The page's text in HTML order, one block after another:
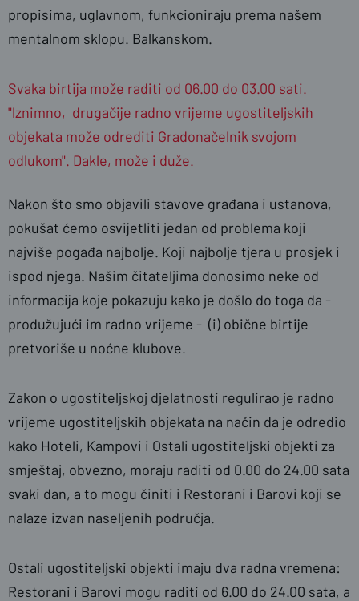
propisima, uglavnom, funkcioniraju prema našem
mentalnom sklopu. Balkanskom.
Svaka birtija može raditi od 06.00 do 03.00 sati.
"lznimno, drugačije radno vrijeme ugostiteljskih
objekata može odrediti Gradonačelnik svojom
odlukom". Dakle, može i duže.
Nakon što smo objavili stavove građana i ustanova,
pokušat ćemo osvijetliti jedan od problema koji
najviše pogađa najbolje. Koji najbolje tjera u prosjek i
ispod njega. Našim čitateljima donosimo neke od
informacija koje pokazuju kako je došlo do toga da -
produžujući im radno vrijeme - (i) obične birtije
pretvoriše u noćne klubove.
Zakon o ugostiteljskoj djelatnosti regulirao je radno
vrijeme ugostiteljskih objekata na način da je odredio
kako Hoteli, Kampovi i Ostali ugostiteljski objekti za
smještaj, obvezno, moraju raditi od 0.00 do 24.00 sata
svaki dan, a to mogu činiti i Restorani i Barovi koji se
nalaze izvan naseljenih područja.
Ostali ugostiteljski objekti imaju dva radna vremena:
Restorani i Barovi mogu raditi od 6.00 do 24.00 sata, a